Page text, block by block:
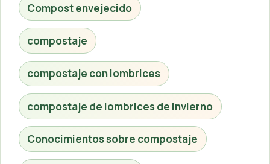
Compost envejecido
compostaje
compostaje con lombrices
compostaje de lombrices de invierno
Conocimientos sobre compostaje